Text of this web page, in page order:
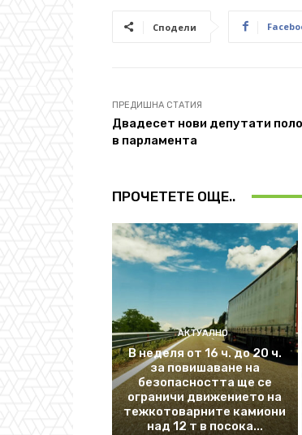
Сподели
ПРЕДИШНА СТАТИЯ
Двадесет нови депутати
в парламента
ПРОЧЕТЕТЕ ОЩЕ..
АКТУАЛНО
В неделя от 16 ч. до 20 ч.
за повишаване на
безопасността ще се
ограничи движението на
тежкотоварните камиони
над 12 т в посока...